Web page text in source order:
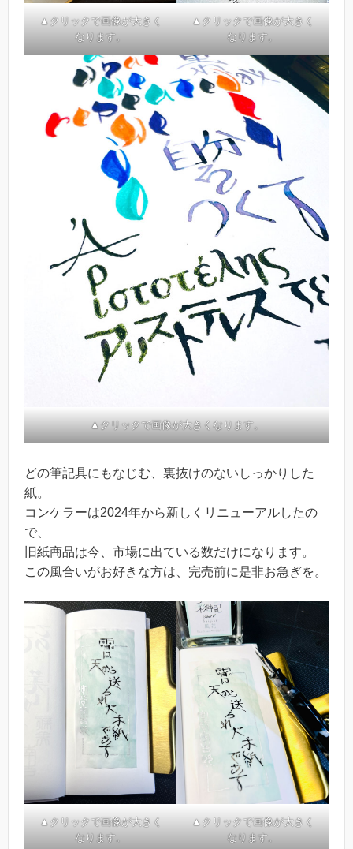
▲クリックで画像が大きく
なります。
▲クリックで画像が大きく
なります。
▲クリックで画像が大きくなります。
どの筆記具にもなじむ、裏抜けのないしっかりした
紙。
コンケラーは2024年から新しくリニューアルしたの
で、
旧紙商品は今、市場に出ている数だけになります。
この風合いがお好きな方は、完売前に是非お急ぎを。
▲クリックで画像が大きく
なります。
▲クリックで画像が大きく
なります。